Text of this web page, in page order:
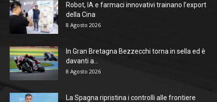
Robot, IA e farmaci innovativi trainano l’export
della Cina
8 Agosto 2026
In Gran Bretagna Bezzecchi torna in sella ed è
davanti a...
8 Agosto 2026
La Spagna ripristina i controlli alle frontiere